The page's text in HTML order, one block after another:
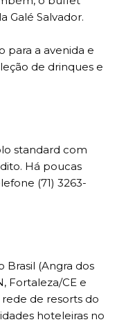
Galé Salvador.
para a avenida e
de drinques e
standard com
Há poucas
(71) 3263-
Brasil (Angra dos
Fortaleza/CE e
de resorts do
hoteleiras no